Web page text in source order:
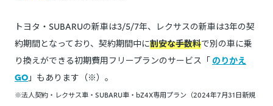
トヨタ・SUBARUの新車は3/5/7年、レクサスの新車は3年の契
約期間となっており、契約期間中に割安な手数料で別の車に乗
り換えができる初期費用フリープランのサービス「 のりかえ
GO 」もあります（※）。
※法人契約・レクサス車・SUBARU車・bZ4X専用プラン（2024年7月31日新規